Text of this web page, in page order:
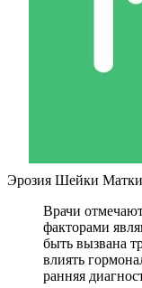
Эрозия Шейки
Врачи
факторами
быть вызвана
влиять
ранняя